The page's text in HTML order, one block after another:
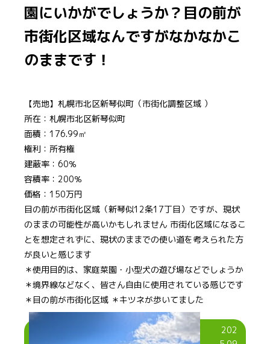
園にいかがでしょうか？目の前が
市街化区域なんですがなかなかこ
のままです！
【売地】札幌市北区新琴似町（市街化調整区域 ）
所在：札幌市北区新琴似町
面積：176.99㎡
権利：所有権
建蔽率：60％
容積率：200％
価格：150万円
目の前が市街化区域（新琴似12条17丁目）ですが、現状
のままの可能性が高いかもしれません 市街化区域になるこ
とを想定されずに、現状のままでの使い道を考えられた方
が良いと感じます
＊使用目的は、家庭菜園・小型犬の遊び場などでしょうか
＊境界線などなく、皆さん自由に使用されている感じです
＊目の前が市街化区域 ＊キツネが歩いてました
202